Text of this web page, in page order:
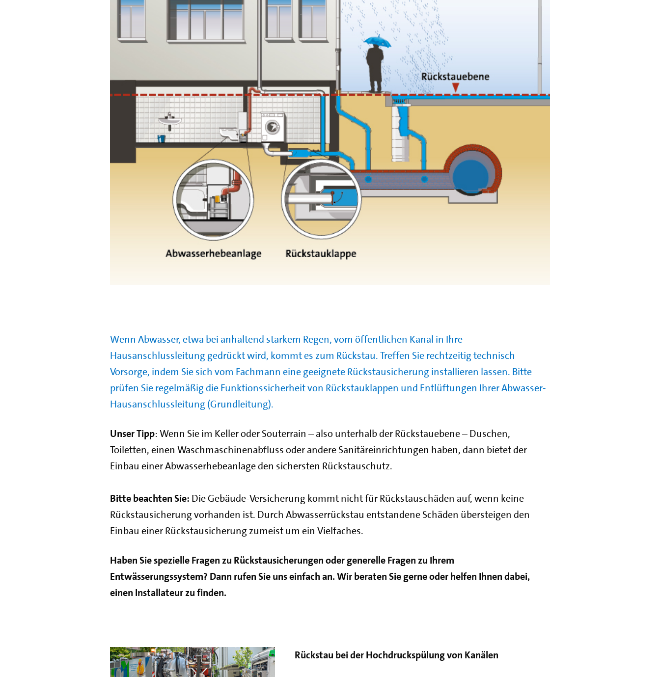
Wenn Abwasser, etwa bei anhaltend starkem Regen, vom öffentlichen Kanal in Ihre
Hausanschlussleitung gedrückt wird, kommt es zum Rückstau. Treffen Sie rechtzeitig technisch
Vorsorge, indem Sie sich vom Fachmann eine geeignete Rückstausicherung installieren lassen. Bitte
prüfen Sie regelmäßig die Funktionssicherheit von Rückstauklappen und Entlüftungen Ihrer Abwasser-
Hausanschlussleitung (Grundleitung).
Unser Tipp: Wenn Sie im Keller oder Souterrain – also unterhalb der Rückstauebene – Duschen,
Toiletten, einen Waschmaschinenabfluss oder andere Sanitäreinrichtungen haben, dann bietet der
Einbau einer Abwasserhebeanlage den sichersten Rückstauschutz.
Bitte beachten Sie: Die Gebäude-Versicherung kommt nicht für Rückstauschäden auf, wenn keine
Rückstausicherung vorhanden ist. Durch Abwasserrückstau entstandene Schäden übersteigen den
Einbau einer Rückstausicherung zumeist um ein Vielfaches.
Haben Sie spezielle Fragen zu Rückstausicherungen oder generelle Fragen zu Ihrem
Entwässerungssystem? Dann rufen Sie uns einfach an. Wir beraten Sie gerne oder helfen Ihnen dabei,
einen Installateur zu finden.
Rückstau bei der Hochdruckspülung von Kanälen